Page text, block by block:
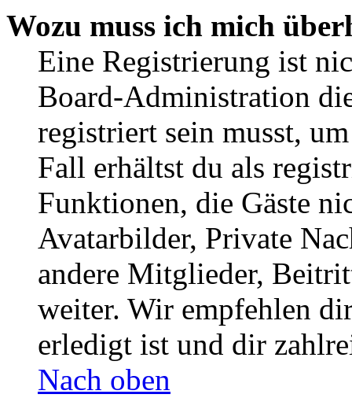
Wozu muss ich mich
Eine Registrierung ist
Board-Administration
registriert sein musst,
Fall erhältst du als
Funktionen, die Gäste
Avatarbilder, Private
andere Mitglieder,
weiter. Wir empfehlen
erledigt ist und dir
Nach oben